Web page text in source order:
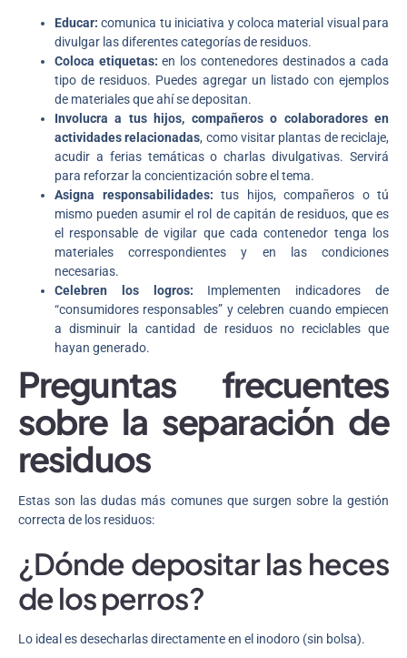
Educar: comunica tu iniciativa y coloca material visual para
divulgar las diferentes categorías de residuos.
Coloca etiquetas:en los contenedores destinados a cada
tipo de residuos. Puedes agregar un listado con ejemplos
de materiales que ahí se depositan.
Involucra a tus hijos, compañeros o colaboradores en
actividades relacionadas, como visitar plantas de reciclaje,
acudir a ferias temáticas o charlas divulgativas. Servirá
para reforzar la concientización sobre el tema.
Asigna responsabilidades: tus hijos, compañeros o tú
mismo pueden asumir el rol de capitán de residuos, que es
el responsable de vigilar que cada contenedor tenga los
materiales correspondientes y en las condiciones
necesarias.
Celebren los logros: Implementen indicadores de
“consumidores responsables” y celebren cuando empiecen
a disminuir la cantidad de residuos no reciclables que
hayan generado.
Preguntas frecuentes
sobre la separación de
residuos
Estas son las dudas más comunes que surgen sobre la gestión
correcta de los residuos:
¿Dónde depositar las heces
de los perros?
Lo ideal es desecharlas directamente en el inodoro (sin bolsa).